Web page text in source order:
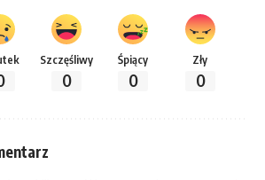
Szczęśliwy
0
Śpiący
0
Zły
0